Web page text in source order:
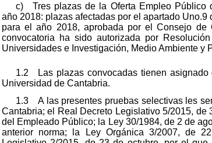
c) Tres plazas de la Oferta Empleo Público
año 2018: plazas afectadas por el apartado
para el año 2018, aprobada por el Consejo
convocatoria ha sido autorizada por
Universidades e Investigación, Medio Ambiente y
1.2 Las plazas convocadas tienen
Universidad de Cantabria.
1.3 A las presentes pruebas selectivas les
Cantabria; el Real Decreto Legislativo 5/2015,
del Empleado Público; la Ley 30/1984, de 2 de
anterior norma; la Ley Orgánica 3/2007, de